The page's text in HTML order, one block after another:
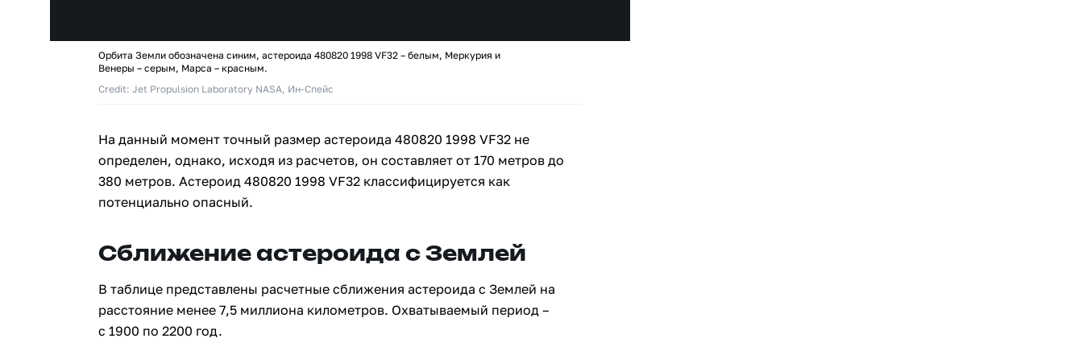
Орбита Земли обозначена синим, астероида 480820 1998 VF32 – белым, Меркурия и
Венеры – серым, Марса – красным.
Credit: Jet Propulsion Laboratory NASA, Ин-Спейс
На данный момент точный размер астероида 480820 1998 VF32 не
определен, однако, исходя из расчетов, он составляет от 170 метров до
380 метров. Астероид 480820 1998 VF32 классифицируется как
потенциально опасный.
Сближение астероида с Землей
В таблице представлены расчетные сближения астероида с Землей на
расстояние менее 7,5 миллиона километров. Охватываемый период –
с 1900 по 2200 год.